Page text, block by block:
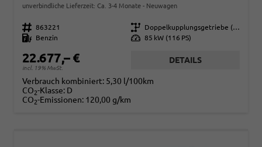
unverbindliche Lieferzeit: Ca. 3-4 Monate Neuwagen
Fahrzeugnr. 863221 Getriebe
Doppelkupplungsgetriebe (DSG)
Kraftstoff
Benzin Leistung 85 kW (116 PS)
22.677,– €
incl. 19% MwSt.
DETAILS
Verbrauch kombiniert: 5,30 l/100km
CO2-Klasse: D
CO2-Emissionen: 120,00 g/km